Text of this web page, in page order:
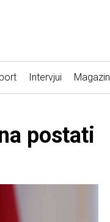
Intervjui Magazin
postati